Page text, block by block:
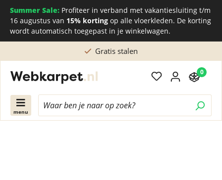
Summer Sale: Profiteer in verband met vakantiesluiting t/m
16 augustus van 15% korting op alle vloerkleden. De korting
wordt automatisch toegepast in je winkelwagen.
Gratis stalen
menu
0